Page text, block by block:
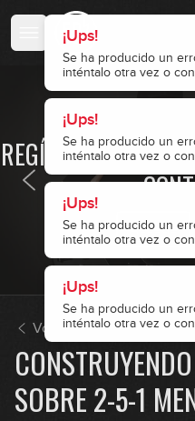
¡Ups!
Se ha producido un
inténtalo otra vez o
¡Ups!
Se ha producido un
inténtalo otra vez o
¡Ups!
Se ha producido un
inténtalo otra vez o
¡Ups!
Se ha producido un
inténtalo otra vez o
REGÍSTRATE Y
Accede
Volver a Introducción al
SOBRE 2-5-1
07:10
2
09:03
el
3